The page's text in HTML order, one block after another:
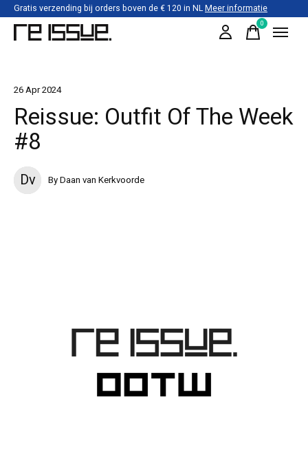
Gratis verzending bij orders boven de € 120 in NLMeer informatie
0items
26 Apr 2024
Reissue: Outfit Of The Week
#8
Dv By Daan van Kerkvoorde